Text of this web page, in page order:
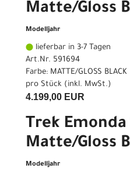
Matte/Gloss
Modelljahr
lieferbar in 3-7 Tagen
Art.Nr. 591694
Farbe: MATTE/GLOSS BLACK
pro Stück (inkl. MwSt.)
4.199,00 EUR
Trek Emonda
Matte/Gloss
Modelljahr